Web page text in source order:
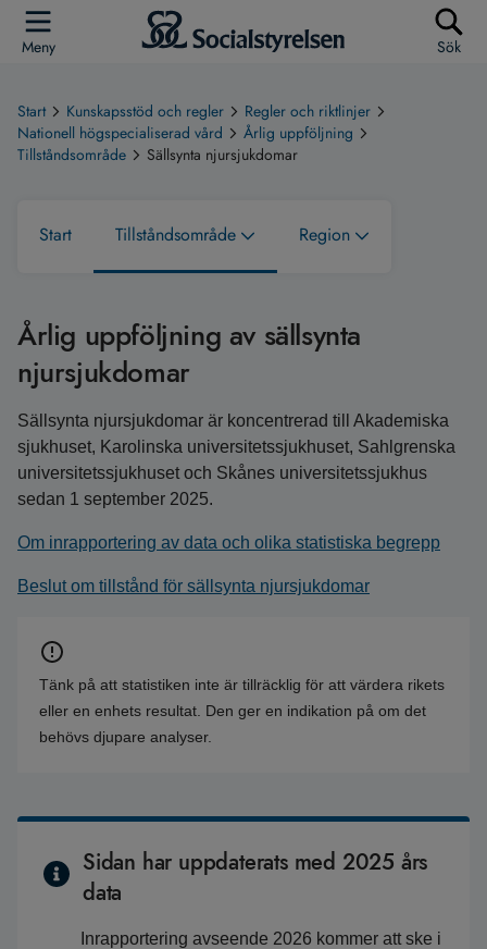
Meny Sök
Start Kunskapsstöd och regler
Regler och riktlinjer
Nationell högspecialiserad vård
Årlig uppföljning
Tillståndsområde
Sällsynta njursjukdomar
Start Tillståndsområde Region
Årlig uppföljning av sällsynta
njursjukdomar
Sällsynta njursjukdomar är koncentrerad till Akademiska
sjukhuset, Karolinska universitetssjukhuset, Sahlgrenska
universitetssjukhuset och Skånes universitetssjukhus
sedan 1 september 2025.
Om inrapportering av data och olika statistiska begrepp
Beslut om tillstånd för sällsynta njursjukdomar
Tänk på att statistiken inte är tillräcklig för att värdera rikets
eller en enhets resultat. Den ger en indikation på om det
behövs djupare analyser.
Sidan har uppdaterats med 2025 års
data
Inrapportering avseende 2026 kommer att ske i